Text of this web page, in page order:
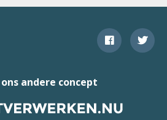
andere concept